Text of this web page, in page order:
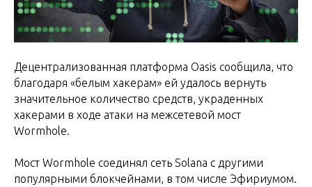
Децентрализованная платформа Oasis сообщила, что
благодаря «белым хакерам» ей удалось вернуть
значительное количество средств, украденных
хакерами в ходе атаки на межсетевой мост
Wormhole.
Мост Wormhole соединял сеть Solana с другими
популярными блокчейнами, в том числе Эфириумом.